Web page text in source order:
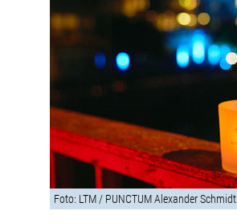
Foto: LTM / PUNCTUM Alexander Schmidt